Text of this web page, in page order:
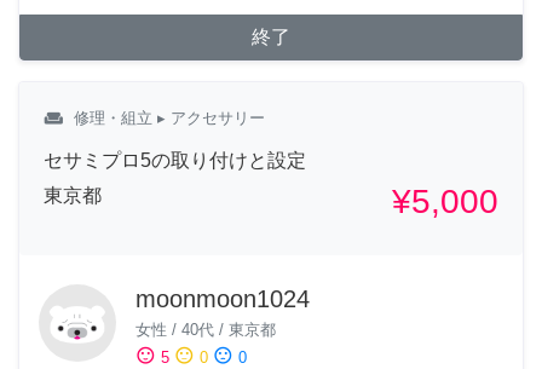
終了
weekend 修理・組立 ▸ アクセサリー
セサミプロ5の取り付けと設定
東京都
¥5,000
moonmoon1024
女性 / 40代 / 東京都
sentiment_satisfied 5 sentiment_neutral 0 sentiment_dissatisfied 0